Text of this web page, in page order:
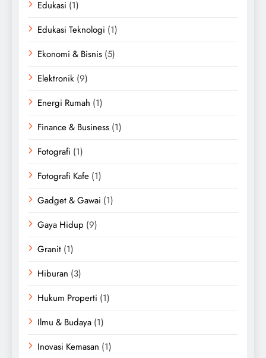
Edukasi (1)
Edukasi Teknologi (1)
Ekonomi & Bisnis (5)
Elektronik (9)
Energi Rumah (1)
Finance & Business (1)
Fotografi (1)
Fotografi Kafe (1)
Gadget & Gawai (1)
Gaya Hidup (9)
Granit (1)
Hiburan (3)
Hukum Properti (1)
Ilmu & Budaya (1)
Inovasi Kemasan (1)